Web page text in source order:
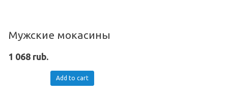
Мужские мокасины
1 068 rub.
Add to cart